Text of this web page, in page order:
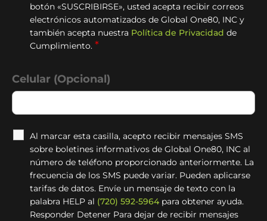
botón «SUSCRIBIRSE», usted acepta recibir correos
electrónicos automatizados de Global One80, INC y
también acepta nuestra Política de Privacidad de
Cumplimiento. *
Celular (Opcional)
Al marcar esta casilla, acepto recibir mensajes SMS
sobre boletines informativos de Global One80, INC al
número de teléfono proporcionado anteriormente. La
frecuencia de los SMS puede variar. Pueden aplicarse
tarifas de datos. Envíe un mensaje de texto con la
palabra HELP al (720) 592-5964 para obtener ayuda.
Responder Detener Para dejar de recibir mensajes